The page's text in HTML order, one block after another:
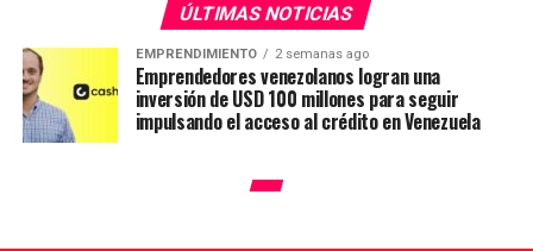
ÚLTIMAS NOTICIAS
EMPRENDIMIENTO 2 semanas ago
Emprendedores venezolanos logran una
inversión de USD 100 millones para seguir
impulsando el acceso al crédito en Venezuela